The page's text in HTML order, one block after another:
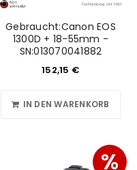
Gebraucht:Canon EOS
1300D + 18-55mm -
SN:013070041882
152,15 €
IN DEN WARENKORB
%